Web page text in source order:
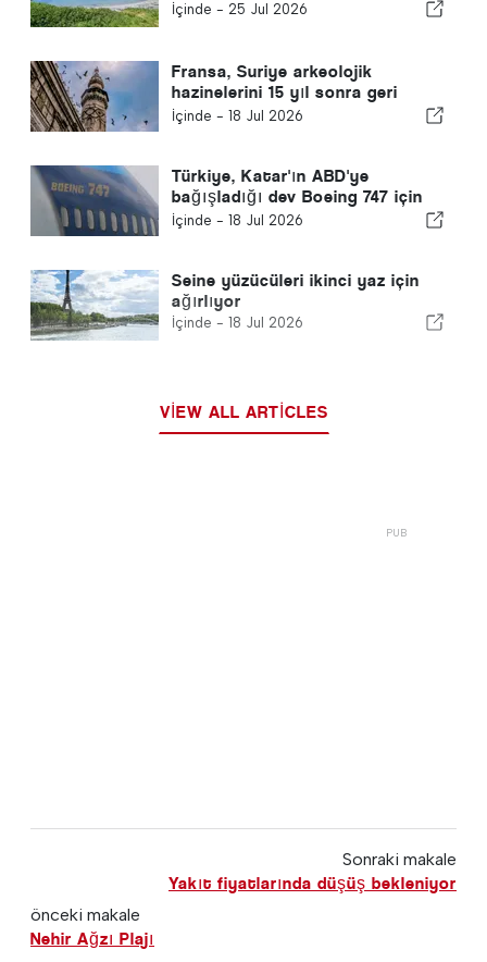
İçinde - 25 Jul 2026
Fransa, Suriye arkeolojik
hazinelerini 15 yıl sonra geri
gönderdi
İçinde - 18 Jul 2026
Türkiye, Katar'ın ABD'ye
bağışladığı dev Boeing 747 için
hava üssünü yükseltti
İçinde - 18 Jul 2026
Seine yüzücüleri ikinci yaz için
ağırlıyor
İçinde - 18 Jul 2026
VIEW ALL ARTICLES
Sonraki makale
Yakıt fiyatlarında düşüş bekleniyor
önceki makale
Nehir Ağzı Plajı